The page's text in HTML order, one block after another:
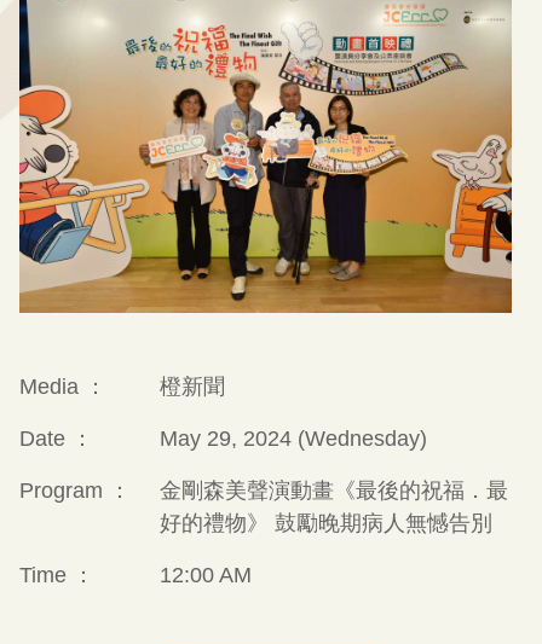
Media ： 橙新聞
Date ： May 29, 2024 (Wednesday)
Program ：
金剛森美聲演動畫《最後的祝福．最
好的禮物》 鼓勵晚期病人無憾告別
Time ： 12:00 AM